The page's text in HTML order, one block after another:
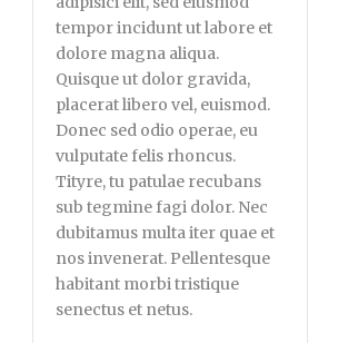
tempor incidunt ut labore et
dolore magna aliqua.
Quisque ut dolor gravida,
placerat libero vel, euismod.
Donec sed odio operae, eu
vulputate felis rhoncus.
Tityre, tu patulae recubans
sub tegmine fagi dolor. Nec
dubitamus multa iter quae et
nos invenerat. Pellentesque
habitant morbi tristique
senectus et netus.